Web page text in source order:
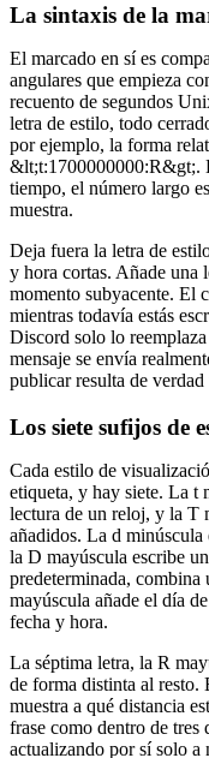
La sintaxis de la
El marcado en sí es
angulares que empieza
recuento de segundos
letra de estilo, todo
por ejemplo, la forma
&lt;t:1700000000:R&gt;.
tiempo, el número largo
muestra.
Deja fuera la letra de
y hora cortas. Añade una
momento subyacente. El
mientras todavía estás
Discord solo lo
mensaje se envía
publicar resulta de
Los siete sufijos de
Cada estilo de
etiqueta, y hay siete. La t
lectura de un reloj, y la T
añadidos. La d minúscula
la D mayúscula escribe
predeterminada,
mayúscula añade el día
fecha y hora.
La séptima letra, la R
de forma distinta al resto.
muestra a qué distancia
frase como dentro de
actualizando por sí solo a